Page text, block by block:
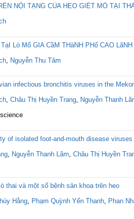
NỘI TẠNG CỦA HEO GIẾT MỔ TẠI
Lò Mổ GIA CầM THàNH PHố CAO
, Nguyễn Thu Tâm
infectious bronchitis viruses in the
, Châu Thị Huyền Trang, Nguyễn Thanh
of isolated foot-and-mouth disease
, Nguyễn Thanh Lãm, Châu Thị Huyền
thai và một số bệnh sản khoa trên heo
Hằng, Phạm Quỳnh Yến Thanh, Phan